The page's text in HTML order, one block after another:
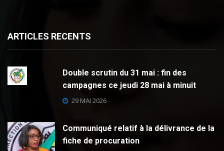
ARTICLES RECENTS
Double scrutin du 31 mai : fin des
campagnes ce jeudi 28 mai à minuit
29 MAI 2026
Communiqué relatif à la délivrance de la
fiche de procuration